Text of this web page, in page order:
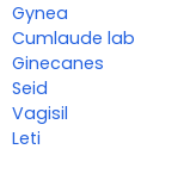
Gynea
Cumlaude lab
Ginecanes
Seid
Vagisil
Leti